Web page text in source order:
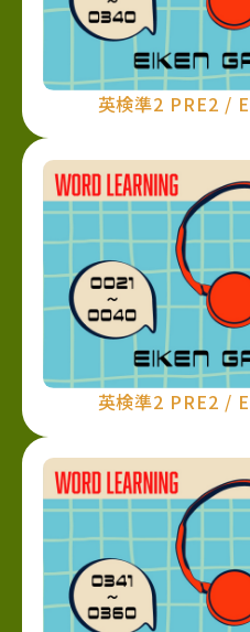
英検準2 PRE2 /
英検準2 PRE2 /